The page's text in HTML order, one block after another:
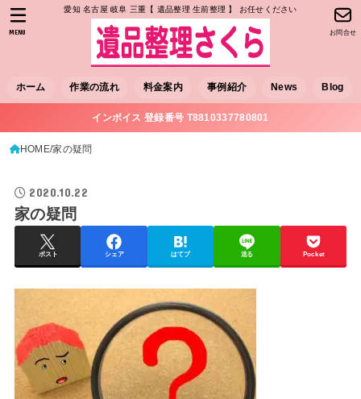
愛知 名古屋 岐阜 三重【 遺品整理 生前整理 】 お任せください
ホーム 作業の流れ 料金案内 事例紹介 News Blog
お問合せ
MENU
インボイス 登録番号 T8810337780801
HOME 家の疑問
2020.10.22
家の疑問
ポスト シェア はてブ 送る Pocket